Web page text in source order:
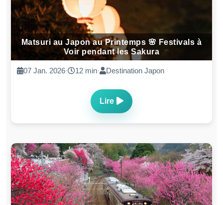
Matsuri au Japon au Printemps 🌸 Festivals à
Voir pendant les Sakura
07 Jan. 2026· 12 min· Destination Japon
Lire